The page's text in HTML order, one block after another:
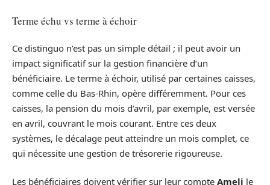
Terme échu vs terme à échoir
Ce distinguo n’est pas un simple détail ; il peut avoir un
impact significatif sur la gestion financière d’un
bénéficiaire. Le terme à échoir, utilisé par certaines caisses,
comme celle du Bas-Rhin, opère différemment. Pour ces
caisses, la pension du mois d’avril, par exemple, est versée
en avril, couvrant le mois courant. Entre ces deux
systèmes, le décalage peut atteindre un mois complet, ce
qui nécessite une gestion de trésorerie rigoureuse.
Les bénéficiaires doivent vérifier sur leur compte Ameli le